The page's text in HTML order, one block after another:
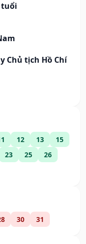
tuổi
Chủ tịch Hồ Chí
12 13
15
23 25
26
30 31